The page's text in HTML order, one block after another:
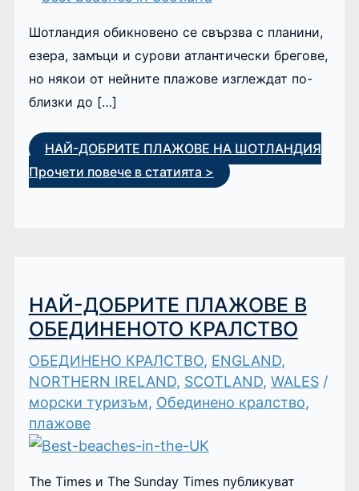
Шотландия обикновено се свързва с планини,
езера, замъци и сурови атлантически брегове,
но някои от нейните плажове изглеждат по-
близки до […]
НАЙ-ДОБРИТЕ ПЛАЖОВЕ НА ШОТЛАНДИЯ
Прочети повече в статията >
НАЙ-ДОБРИТЕ ПЛАЖОВЕ В
ОБЕДИНЕНОТО КРАЛСТВО
ОБЕДИНЕНО КРАЛСТВО, ENGLAND,
NORTHERN IRELAND, SCOTLAND, WALES/
морски туризъм, Обединено кралство,
плажове
The Times и The Sunday Times публикуват